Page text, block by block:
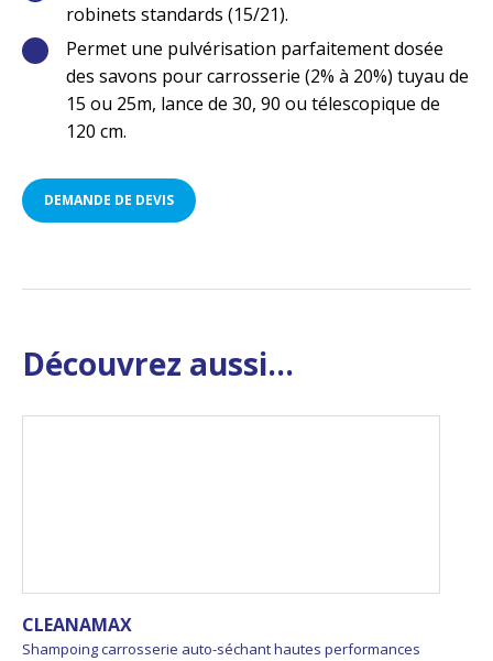
robinets standards (15/21).
Permet une pulvérisation parfaitement dosée
des savons pour carrosserie (2% à 20%) tuyau de
15 ou 25m, lance de 30, 90 ou télescopique de
120 cm.
DEMANDE DE DEVIS
Découvrez aussi...
CLEANAMAX
Shampoing carrosserie auto-séchant hautes performances